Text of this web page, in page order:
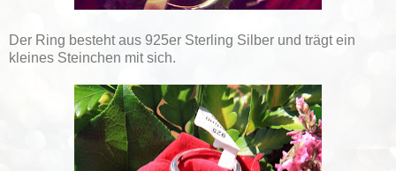
Der Ring besteht aus 925er Sterling Silber und trägt ein
kleines Steinchen mit sich.